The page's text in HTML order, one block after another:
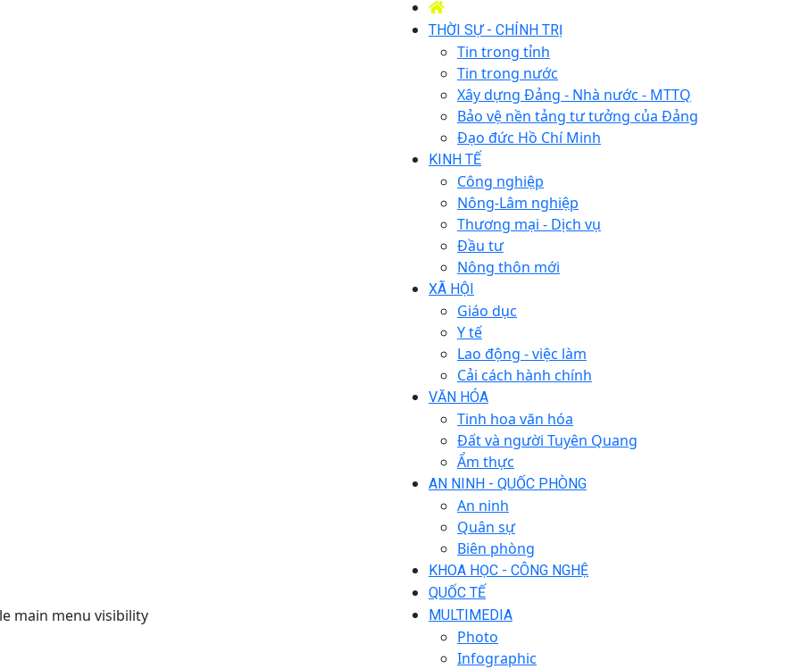
main menu visibility
THỜI SỰ - CHÍNH TRỊ
Tin trong tỉnh
Tin trong nước
Xây dựng Đảng - Nhà nước - MTTQ
Bảo vệ nền tảng tư tưởng của Đảng
Đạo đức Hồ Chí Minh
KINH TẾ
Công nghiệp
Nông-Lâm nghiệp
Thương mại - Dịch vụ
Đầu tư
Nông thôn mới
XÃ HỘI
Giáo dục
Y tế
Lao động - việc làm
Cải cách hành chính
VĂN HÓA
Tinh hoa văn hóa
Đất và người Tuyên Quang
Ẩm thực
AN NINH - QUỐC PHÒNG
An ninh
Quân sự
Biên phòng
KHOA HỌC - CÔNG NGHỆ
QUỐC TẾ
MULTIMEDIA
Photo
Infographic